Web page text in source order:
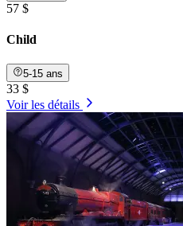
57 $
Child
5-15 ans
33 $
Voir les détails